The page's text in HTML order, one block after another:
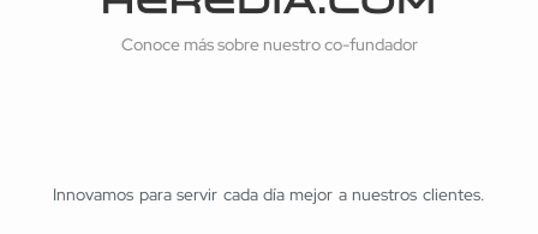
Conoce más sobre nuestro co-fundador
Innovamos para servir cada día mejor a nuestros clientes.